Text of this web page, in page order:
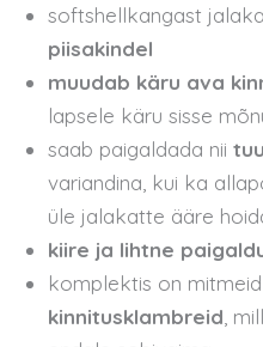
softshellkangast
piisakindel
muudab käru ava
lapsele käru sisse
saab paigaldada nii
variandina, kui ka
üle jalakatte ääre
kiire ja lihtne
komplektis on mitmeid
kinnitusklambreid ,